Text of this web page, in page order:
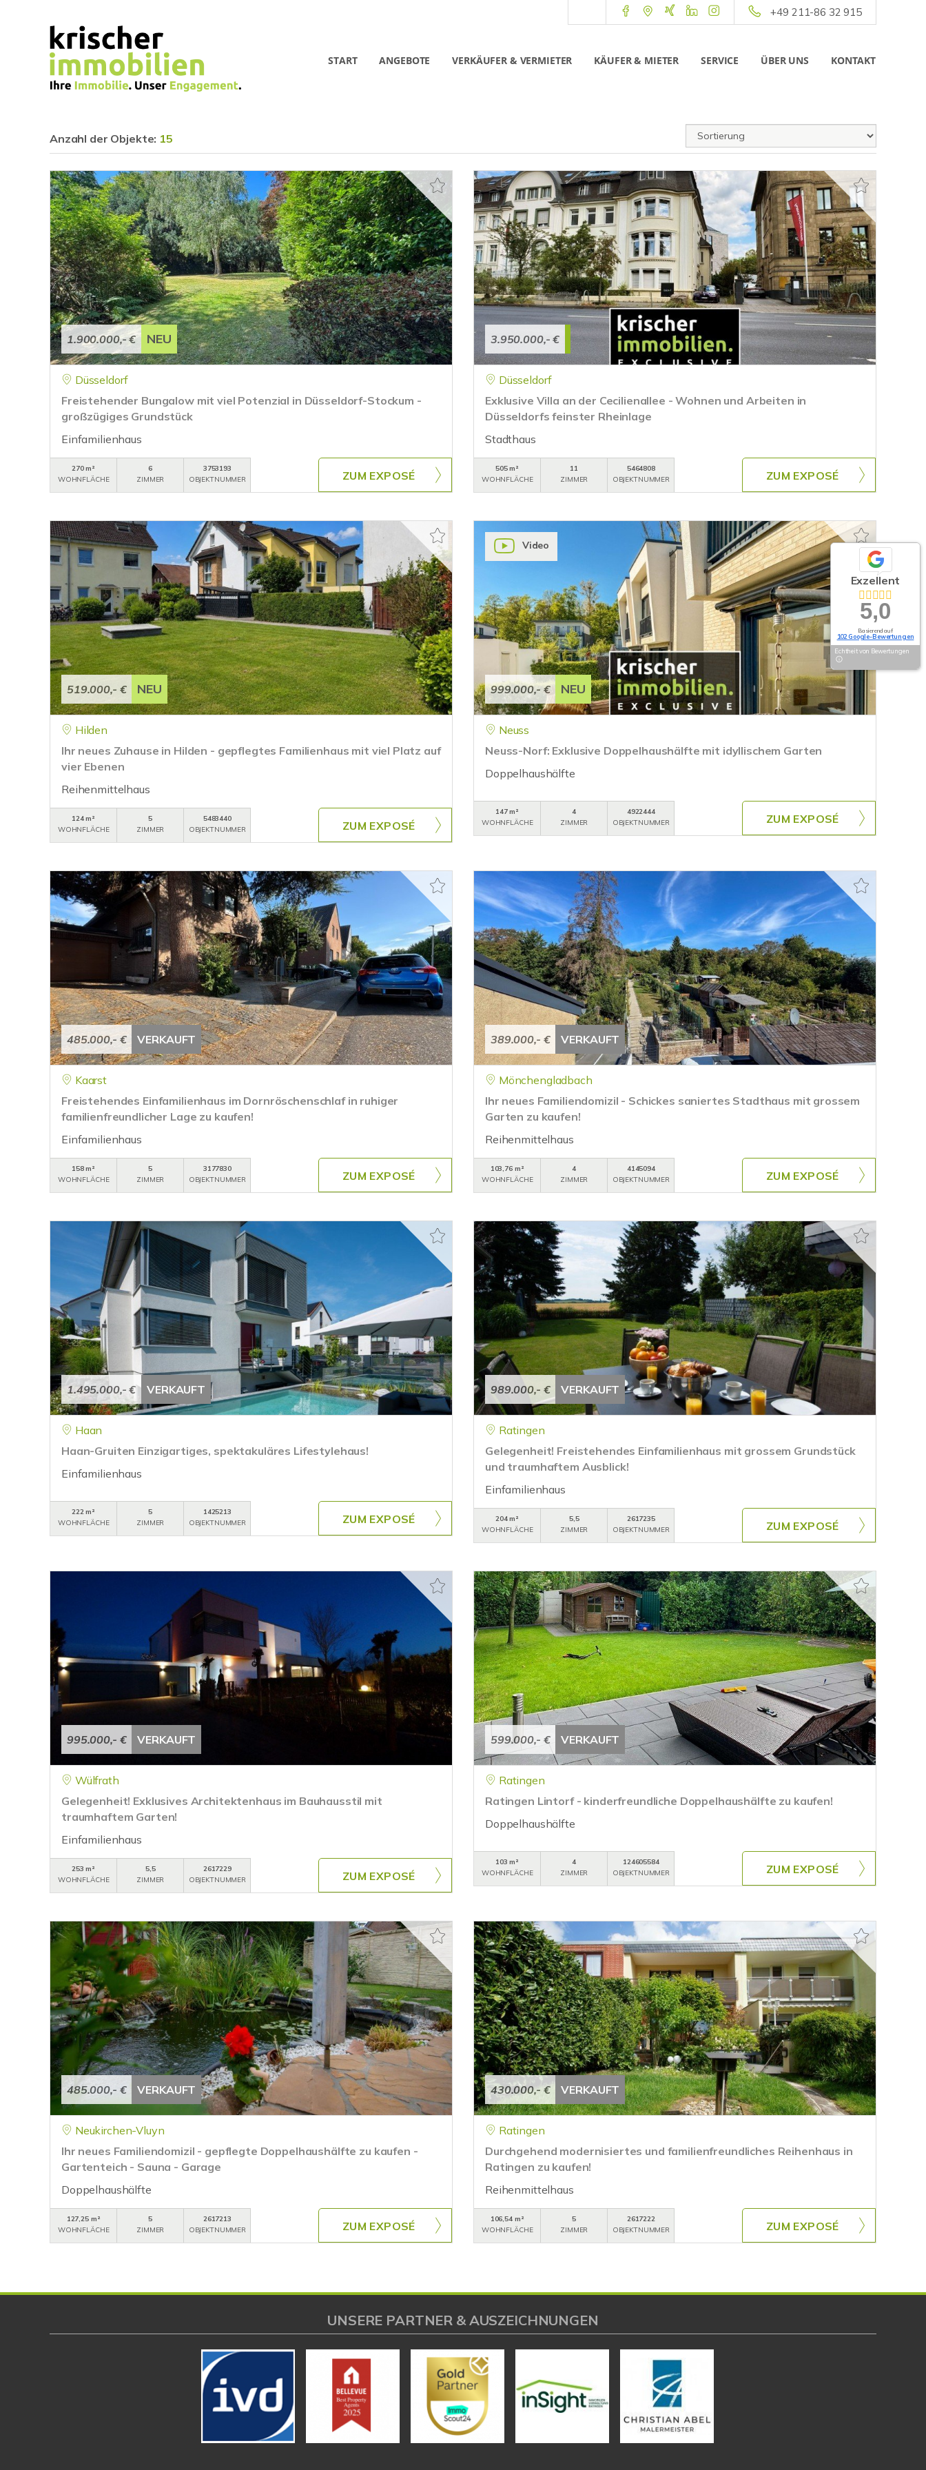
+49 211-86 32 915
START ANGEBOTE VERKÄUFER & VERMIETER KÄUFER & MIETER SERVICE ÜBER UNS KONTAKT
Anzahl der Objekte: 15
1.900.000,- € NEU
Düsseldorf
Freistehender Bungalow mit viel Potenzial in Düsseldorf-Stockum -
großzügiges Grundstück
Einfamilienhaus
270 m²
WOHNFLÄCHE
6
ZIMMER
3753193
OBJEKTNUMMER
ZUM EXPOSÉ
3.950.000,- €
Düsseldorf
Exklusive Villa an der Cecilienallee - Wohnen und Arbeiten in
Düsseldorfs feinster Rheinlage
Stadthaus
505 m²
WOHNFLÄCHE
11
ZIMMER
5464808
OBJEKTNUMMER
ZUM EXPOSÉ
519.000,- € NEU
Hilden
Ihr neues Zuhause in Hilden - gepflegtes Familienhaus mit viel Platz auf
vier Ebenen
Reihenmittelhaus
124 m²
WOHNFLÄCHE
5
ZIMMER
5483440
OBJEKTNUMMER
ZUM EXPOSÉ
999.000,- € NEU
Video
Neuss
Neuss-Norf: Exklusive Doppelhaushälfte mit idyllischem Garten
Doppelhaushälfte
147 m²
WOHNFLÄCHE
4
ZIMMER
4922444
OBJEKTNUMMER
ZUM EXPOSÉ
485.000,- € VERKAUFT
Kaarst
Freistehendes Einfamilienhaus im Dornröschenschlaf in ruhiger
familienfreundlicher Lage zu kaufen!
Einfamilienhaus
158 m²
WOHNFLÄCHE
5
ZIMMER
3177830
OBJEKTNUMMER
ZUM EXPOSÉ
389.000,- € VERKAUFT
Mönchengladbach
Ihr neues Familiendomizil - Schickes saniertes Stadthaus mit grossem
Garten zu kaufen!
Reihenmittelhaus
103,76 m²
WOHNFLÄCHE
4
ZIMMER
4145094
OBJEKTNUMMER
ZUM EXPOSÉ
1.495.000,- € VERKAUFT
Haan
Haan-Gruiten Einzigartiges, spektakuläres Lifestylehaus!
Einfamilienhaus
222 m²
WOHNFLÄCHE
5
ZIMMER
1425213
OBJEKTNUMMER
ZUM EXPOSÉ
989.000,- € VERKAUFT
Ratingen
Gelegenheit! Freistehendes Einfamilienhaus mit grossem Grundstück
und traumhaftem Ausblick!
Einfamilienhaus
204 m²
WOHNFLÄCHE
5,5
ZIMMER
2617235
OBJEKTNUMMER
ZUM EXPOSÉ
995.000,- € VERKAUFT
Wülfrath
Gelegenheit! Exklusives Architektenhaus im Bauhausstil mit
traumhaftem Garten!
Einfamilienhaus
253 m²
WOHNFLÄCHE
5,5
ZIMMER
2617229
OBJEKTNUMMER
ZUM EXPOSÉ
599.000,- € VERKAUFT
Ratingen
Ratingen Lintorf - kinderfreundliche Doppelhaushälfte zu kaufen!
Doppelhaushälfte
103 m²
WOHNFLÄCHE
4
ZIMMER
124605584
OBJEKTNUMMER
ZUM EXPOSÉ
485.000,- € VERKAUFT
Neukirchen-Vluyn
Ihr neues Familiendomizil - gepflegte Doppelhaushälfte zu kaufen -
Gartenteich - Sauna - Garage
Doppelhaushälfte
127,25 m²
WOHNFLÄCHE
5
ZIMMER
2617213
OBJEKTNUMMER
ZUM EXPOSÉ
430.000,- € VERKAUFT
Ratingen
Durchgehend modernisiertes und familienfreundliches Reihenhaus in
Ratingen zu kaufen!
Reihenmittelhaus
106,54 m²
WOHNFLÄCHE
5
ZIMMER
2617222
OBJEKTNUMMER
ZUM EXPOSÉ
Exzellent
5,0
Basierend auf
102 Google-Bewertungen
Echtheit von Bewertungen
UNSERE PARTNER & AUSZEICHNUNGEN